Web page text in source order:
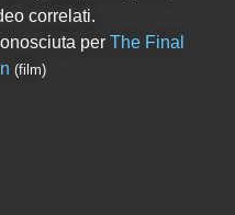
correlati.
perThe Final
(film)